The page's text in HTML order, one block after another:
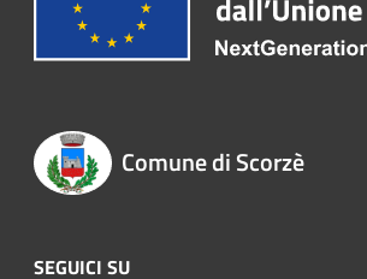
Comune di Scorzè
SEGUICI SU